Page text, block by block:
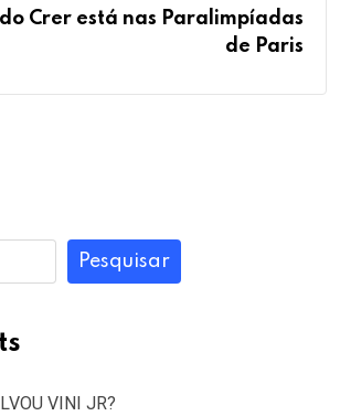
Crer está nas Paralimpíadas
de Paris
Pesquisar
VINI JR?